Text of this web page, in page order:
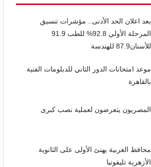
بعد اعلان الحد الأدنى.. مؤشرات تنسيق
المرحلة الأولي 92.8% للطب 91.9
للأسنان87.9 للهندسة
موعد امتحانات الدور الثاني للدبلومات الفنية
بالقاهرة
المصريون يتعرضون لعملية نصب كبرى
محافظ الغربية يهنئ الأولى على الثانوية
الأزهرية تليفونيا